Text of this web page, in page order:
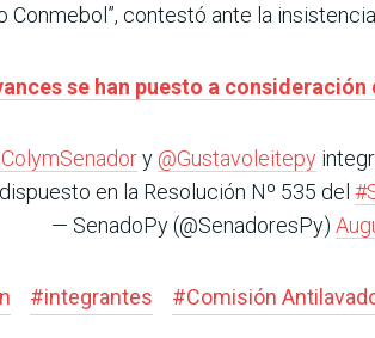
Conmebol”, contestó ante la
se han puesto a consideración
y @Gustavoleitepy
en la Resolución Nº 535 del
— SenadoPy (@SenadoresPy)
#integrantes #Comisión